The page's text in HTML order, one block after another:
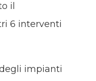
il
6 interventi
impianti